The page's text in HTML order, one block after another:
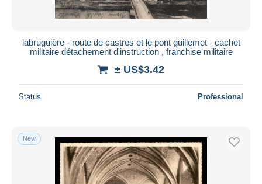
labruguière - route de castres et le pont guillemet - cachet
militaire détachement d'instruction , franchise militaire
± US$3.42
Status Professional
New